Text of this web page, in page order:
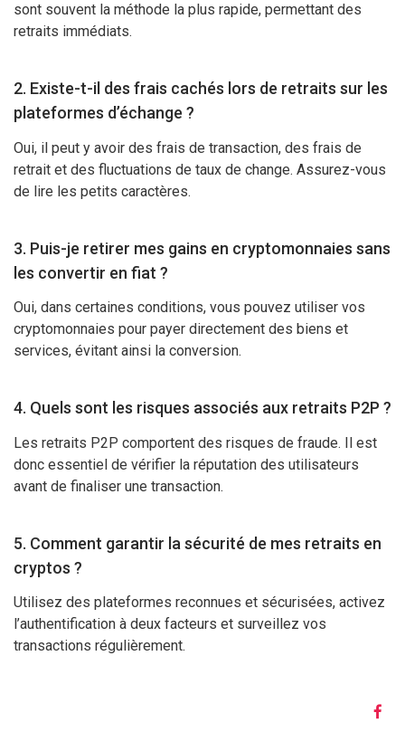
sont souvent la méthode la plus rapide, permettant des
retraits immédiats.
2. Existe-t-il des frais cachés lors de retraits sur les
plateformes d’échange ?
Oui, il peut y avoir des frais de transaction, des frais de
retrait et des fluctuations de taux de change. Assurez-vous
de lire les petits caractères.
3. Puis-je retirer mes gains en cryptomonnaies sans
les convertir en fiat ?
Oui, dans certaines conditions, vous pouvez utiliser vos
cryptomonnaies pour payer directement des biens et
services, évitant ainsi la conversion.
4. Quels sont les risques associés aux retraits P2P ?
Les retraits P2P comportent des risques de fraude. Il est
donc essentiel de vérifier la réputation des utilisateurs
avant de finaliser une transaction.
5. Comment garantir la sécurité de mes retraits en
cryptos ?
Utilisez des plateformes reconnues et sécurisées, activez
l’authentification à deux facteurs et surveillez vos
transactions régulièrement.